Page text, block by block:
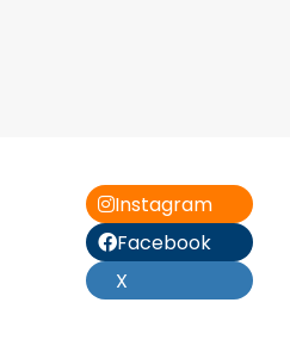
Instagram
Facebook
X